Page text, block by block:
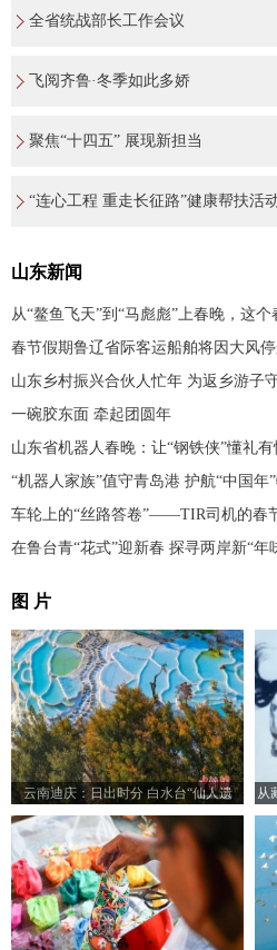
全省统战部长工作会议
飞阅齐鲁·冬季如此多娇
聚焦“十四五” 展现新担当
“连心工程 重走长征路”健康帮扶活
山东新闻
从“鳌鱼飞天”到“马彪彪”上春晚，这
春节假期鲁辽省际客运船舶将因大风
山东乡村振兴合伙人忙年 为返乡游子
一碗胶东面 牵起团圆年
山东省机器人春晚：让“钢铁侠”懂礼有
“机器人家族”值守青岛港 护航“中国年
车轮上的“丝路答卷”——TIR司机的春
在鲁台青“花式”迎新春 探寻两岸新“年
图 片
云南迪庆：日出时分 白水台“仙人遗
田”染金边
从